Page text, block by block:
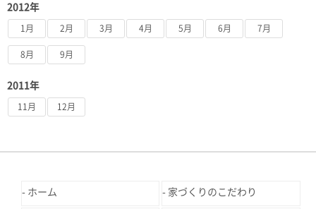
2012年
1月 2月 3月 4月 5月 6月 7月
8月 9月
2011年
11月 12月
ホーム 家づくりのこだわり